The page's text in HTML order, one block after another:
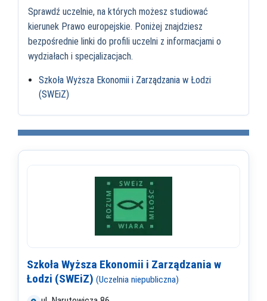
Sprawdź uczelnie, na których możesz studiować
kierunek Prawo europejskie. Poniżej znajdziesz
bezpośrednie linki do profili uczelni z informacjami o
wydziałach i specjalizacjach.
Szkoła Wyższa Ekonomii i Zarządzania w Łodzi
(SWEiZ)
Szkoła Wyższa Ekonomii i Zarządzania w
Łodzi (SWEiZ) (Uczelnia niepubliczna)